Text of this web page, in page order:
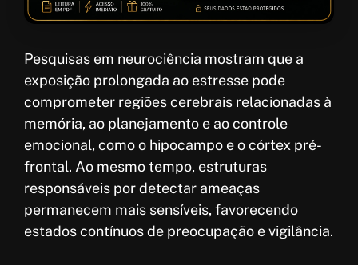
Pesquisas em neurociência mostram que a
exposição prolongada ao estresse pode
comprometer regiões cerebrais relacionadas à
memória, ao planejamento e ao controle
emocional, como o hipocampo e o córtex pré-
frontal. Ao mesmo tempo, estruturas
responsáveis por detectar ameaças
permanecem mais sensíveis, favorecendo
estados contínuos de preocupação e vigilância.